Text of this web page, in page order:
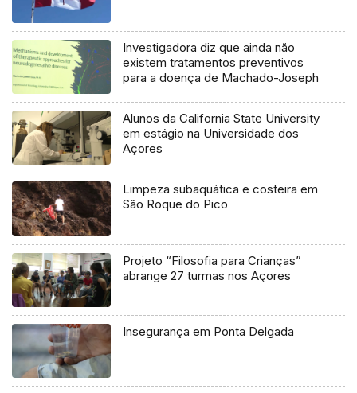
Investigadora diz que ainda não
existem tratamentos preventivos
para a doença de Machado-Joseph
Alunos da California State University
em estágio na Universidade dos
Açores
Limpeza subaquática e costeira em
São Roque do Pico
Projeto “Filosofia para Crianças”
abrange 27 turmas nos Açores
Insegurança em Ponta Delgada